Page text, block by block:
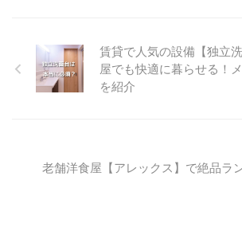
賃貸で人気の設備【独立
屋でも快適に暮らせる！
を紹介
老舗洋食屋【アレックス】で絶品ラ